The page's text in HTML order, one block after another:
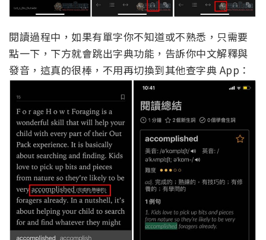
閱讀過程中，如果有單字你不知道或不熟悉，只需要
點一下，下方就會跳出字典功能，告訴你中文解釋與
發音，這真的很棒，不用再切換到其他查字典 App：